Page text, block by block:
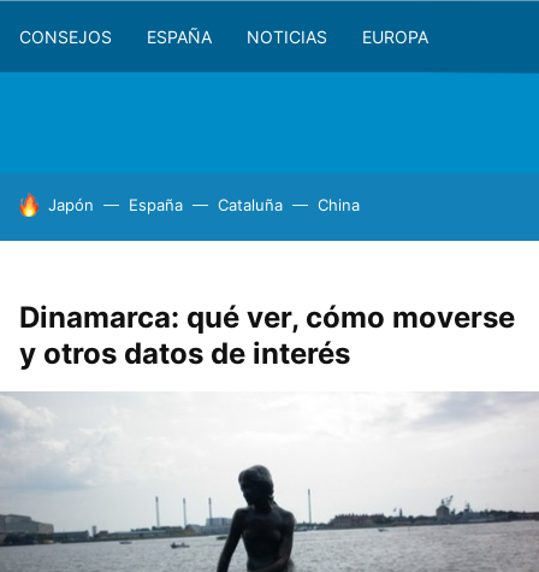
CONSEJOS ESPAÑA NOTICIAS EUROPA
HOY SE HABLA DE
Japón España Cataluña China
Dinamarca: qué ver, cómo moverse
y otros datos de interés